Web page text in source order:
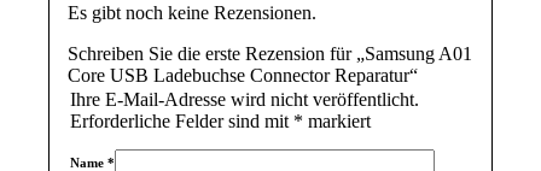
Es gibt noch keine Rezensionen.
Schreiben Sie die erste Rezension für „Samsung A01
Core USB Ladebuchse Connector Reparatur“
Ihre E-Mail-Adresse wird nicht veröffentlicht.
Erforderliche Felder sind mit * markiert
Name*